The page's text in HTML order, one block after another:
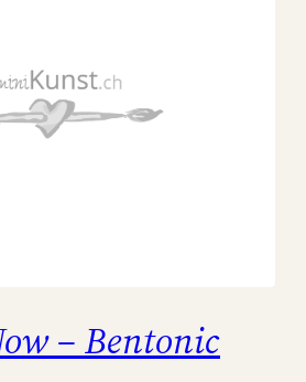
– Bentonic